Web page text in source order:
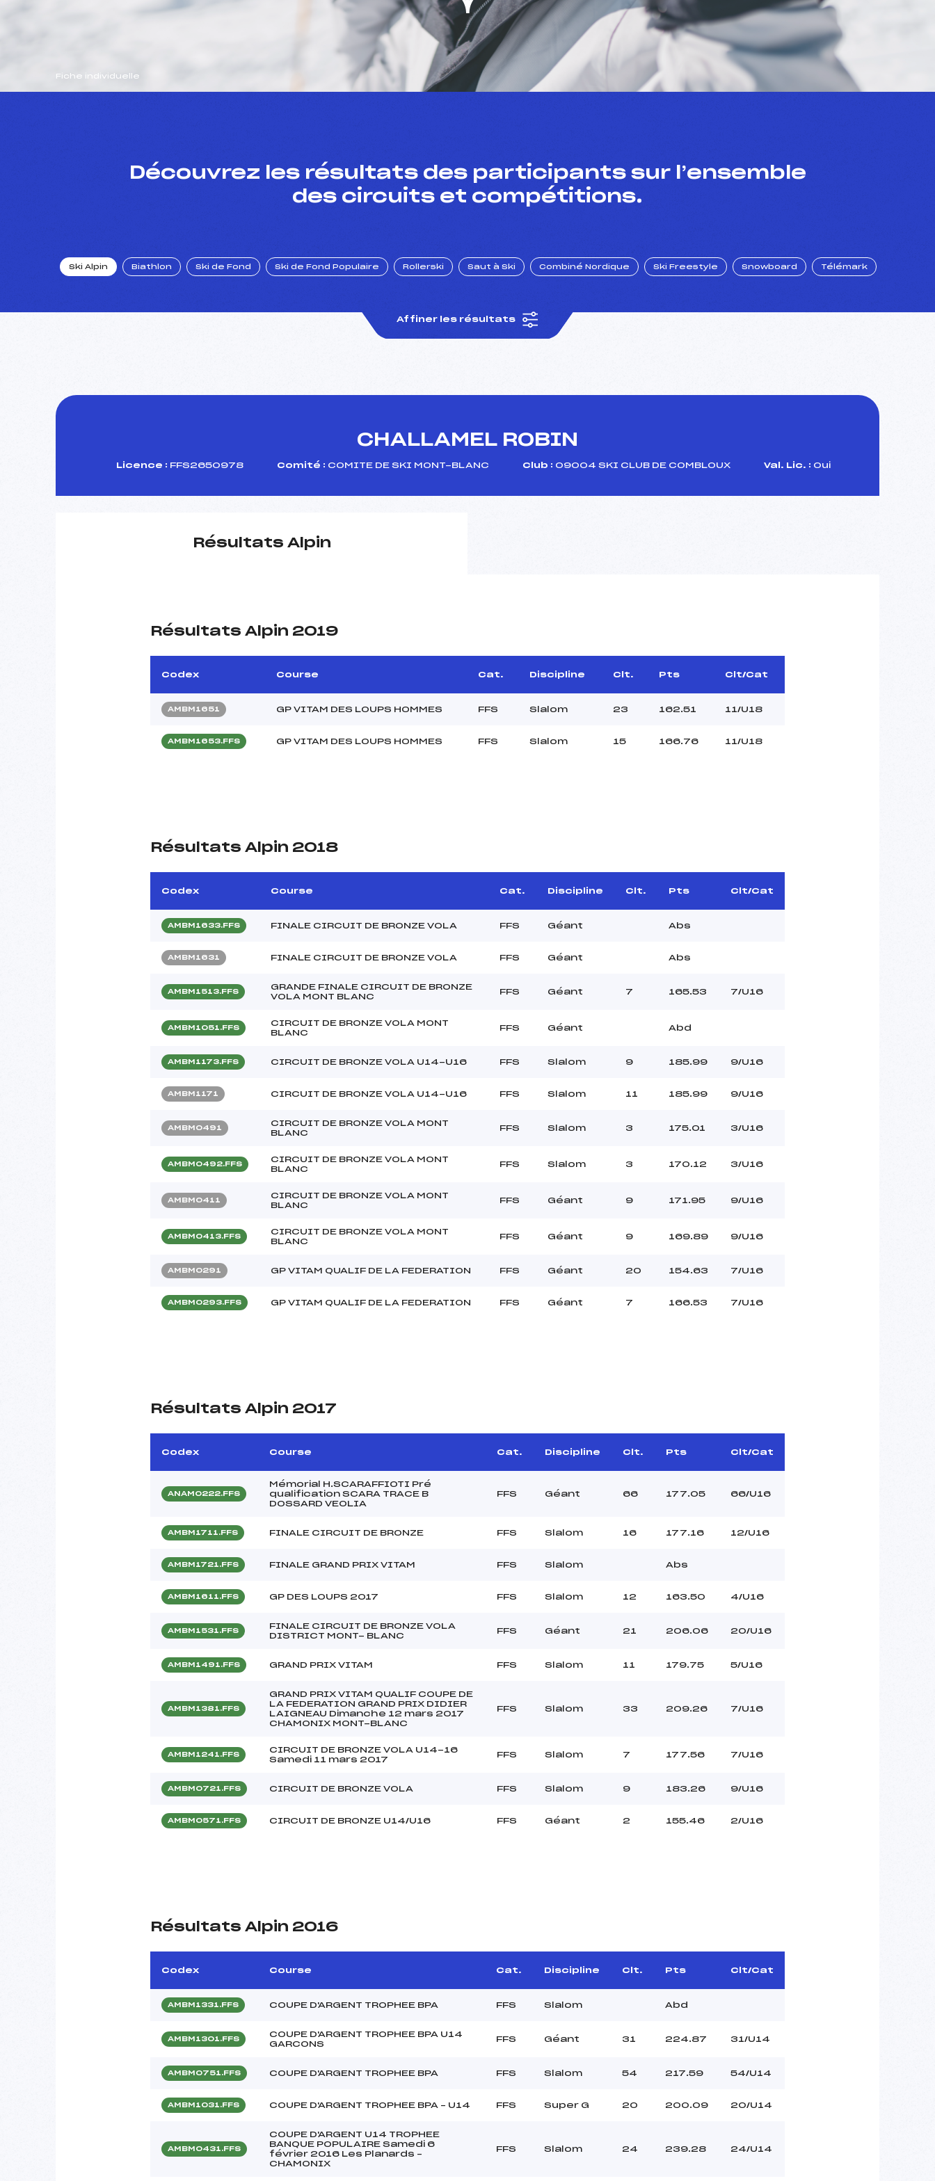
Fiche individuelle
Découvrez les résultats des participants sur l’ensemble
des circuits et compétitions.
Ski Alpin Biathlon Ski de Fond Ski de Fond Populaire Rollerski Saut à Ski Combiné Nordique Ski Freestyle Snowboard Télémark
Affiner les résultats
CHALLAMEL ROBIN
Licence : FFS2650978 Comité : COMITE DE SKI MONT-BLANC Club : 09004 SKI CLUB DE COMBLOUX Val. Lic. : Oui
Résultats Alpin
Résultats Alpin 2019
Codex Course Cat. Discipline Clt. Pts Clt/Cat
AMBM1651 GP VITAM DES LOUPS HOMMES FFS Slalom 23 162.51 11/U18
AMBM1653.FFS GP VITAM DES LOUPS HOMMES FFS Slalom 15 166.76 11/U18
Résultats Alpin 2018
Codex Course Cat. Discipline Clt. Pts Clt/Cat
AMBM1633.FFS FINALE CIRCUIT DE BRONZE VOLA FFS Géant Abs
AMBM1631 FINALE CIRCUIT DE BRONZE VOLA FFS Géant Abs
AMBM1513.FFS
GRANDE FINALE CIRCUIT DE BRONZE
VOLA MONT BLANC
FFS Géant 7 165.53 7/U16
AMBM1051.FFS
CIRCUIT DE BRONZE VOLA MONT
BLANC
FFS Géant Abd
AMBM1173.FFS CIRCUIT DE BRONZE VOLA U14-U16 FFS Slalom 9 185.99 9/U16
AMBM1171 CIRCUIT DE BRONZE VOLA U14-U16 FFS Slalom 11 185.99 9/U16
AMBM0491
CIRCUIT DE BRONZE VOLA MONT
BLANC
FFS Slalom 3 175.01 3/U16
AMBM0492.FFS
CIRCUIT DE BRONZE VOLA MONT
BLANC
FFS Slalom 3 170.12 3/U16
AMBM0411
CIRCUIT DE BRONZE VOLA MONT
BLANC
FFS Géant 9 171.95 9/U16
AMBM0413.FFS
CIRCUIT DE BRONZE VOLA MONT
BLANC
FFS Géant 9 169.89 9/U16
AMBM0291 GP VITAM QUALIF DE LA FEDERATION FFS Géant 20 154.63 7/U16
AMBM0293.FFS GP VITAM QUALIF DE LA FEDERATION FFS Géant 7 166.53 7/U16
Résultats Alpin 2017
Codex Course Cat. Discipline Clt. Pts Clt/Cat
ANAM0222.FFS
Mémorial H.SCARAFFIOTI Pré
qualification SCARA TRACE B
DOSSARD VEOLIA
FFS Géant 66 177.05 66/U16
AMBM1711.FFS FINALE CIRCUIT DE BRONZE FFS Slalom 16 177.16 12/U16
AMBM1721.FFS FINALE GRAND PRIX VITAM FFS Slalom Abs
AMBM1611.FFS GP DES LOUPS 2017 FFS Slalom 12 163.50 4/U16
AMBM1531.FFS
FINALE CIRCUIT DE BRONZE VOLA
DISTRICT MONT- BLANC
FFS Géant 21 206.06 20/U16
AMBM1491.FFS GRAND PRIX VITAM FFS Slalom 11 179.75 5/U16
AMBM1381.FFS
GRAND PRIX VITAM QUALIF COUPE DE
LA FEDERATION GRAND PRIX DIDIER
LAIGNEAU Dimanche 12 mars 2017
CHAMONIX MONT-BLANC
FFS Slalom 33 209.26 7/U16
AMBM1241.FFS
CIRCUIT DE BRONZE VOLA U14-16
Samedi 11 mars 2017
FFS Slalom 7 177.56 7/U16
AMBM0721.FFS CIRCUIT DE BRONZE VOLA FFS Slalom 9 183.26 9/U16
AMBM0571.FFS CIRCUIT DE BRONZE U14/U16 FFS Géant 2 155.46 2/U16
Résultats Alpin 2016
Codex Course Cat. Discipline Clt. Pts Clt/Cat
AMBM1331.FFS COUPE D'ARGENT TROPHEE BPA FFS Slalom Abd
AMBM1301.FFS
COUPE D'ARGENT TROPHEE BPA U14
GARCONS
FFS Géant 31 224.87 31/U14
AMBM0751.FFS COUPE D'ARGENT TROPHEE BPA FFS Slalom 54 217.59 54/U14
AMBM1031.FFS COUPE D'ARGENT TROPHEE BPA – U14 FFS Super G 20 200.09 20/U14
AMBM0431.FFS
COUPE D'ARGENT U14 TROPHEE
BANQUE POPULAIRE Samedi 6
février 2016 Les Planards –
CHAMONIX
FFS Slalom 24 239.28 24/U14